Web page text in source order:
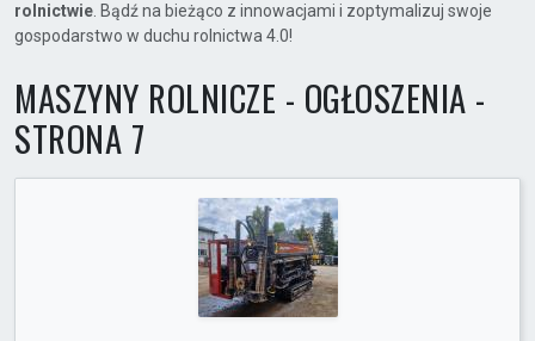
rolnictwie . Bądź na bieżąco z innowacjami i zoptymalizuj swoje
gospodarstwo w duchu rolnictwa 4.0!
MASZYNY ROLNICZE - OGŁOSZENIA -
STRONA 7